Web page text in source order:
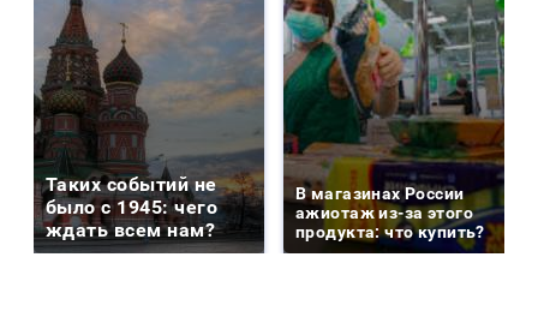
Таких событий не
было с 1945: чего
ждать всем нам?
В магазинах России
ажиотаж из-за этого
продукта: что купить?